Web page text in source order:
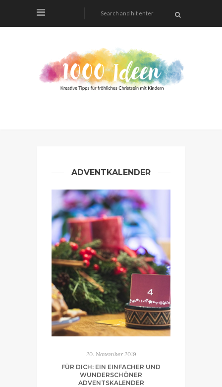
ADVENTKALENDER
20. November 2019
FÜR DICH: EIN EINFACHER UND
WUNDERSCHÖNER
ADVENTSKALENDER